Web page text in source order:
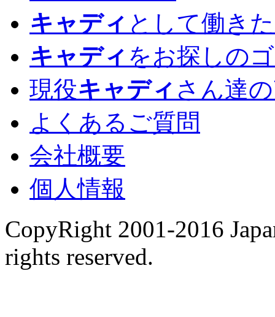
キャディ として働き
キャディ をお探しの
現役キャディ さん達
よくあるご質問
会社概要
個人情報
CopyRight 2001-2016
rights reserved.